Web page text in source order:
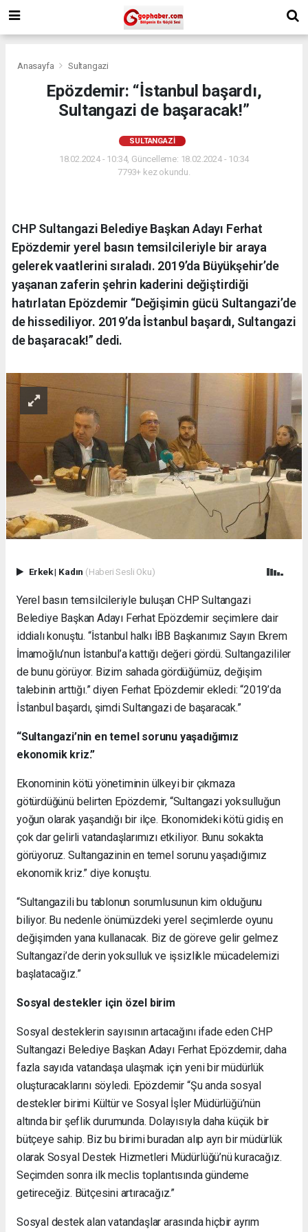
Anasayfa Sultangazi
Epözdemir: “İstanbul başardı,
Sultangazi de başaracak!”
SULTANGAZI
18.02.2024 - 10:34, Güncelleme: 18.02.2024 - 10:34
7793+ kez okundu.
CHP Sultangazi Belediye Başkan Adayı Ferhat
Epözdemir yerel basın temsilcileriyle bir araya
gelerek vaatlerini sıraladı. 2019’da Büyükşehir’de
yaşanan zaferin şehrin kaderini değiştirdiği
hatırlatan Epözdemir “Değişimin gücü Sultangazi’de
de hissediliyor. 2019’da İstanbul başardı, Sultangazi
de başaracak!” dedi.
Erkek| Kadın (Haberi Sesli Oku)
Yerel basın temsilcileriyle buluşan CHP Sultangazi
Belediye Başkan Adayı Ferhat Epözdemir seçimlere dair
iddialı konuştu. “İstanbul halkı İBB Başkanımız Sayın Ekrem
İmamoğlu’nun İstanbul’a kattığı değeri gördü. Sultangazililer
de bunu görüyor. Bizim sahada gördüğümüz, değişim
talebinin arttığı.” diyen Ferhat Epözdemir ekledi: “2019’da
İstanbul başardı, şimdi Sultangazi de başaracak.”
“Sultangazi’nin en temel sorunu yaşadığımız
ekonomik kriz.”
Ekonominin kötü yönetiminin ülkeyi bir çıkmaza
götürdüğünü belirten Epözdemir, “Sultangazi yoksulluğun
yoğun olarak yaşandığı bir ilçe. Ekonomideki kötü gidiş en
çok dar gelirli vatandaşlarımızı etkiliyor. Bunu sokakta
görüyoruz. Sultangazinin en temel sorunu yaşadığımız
ekonomik kriz.” diye konuştu.
“Sultangazili bu tablonun sorumlusunun kim olduğunu
biliyor. Bu nedenle önümüzdeki yerel seçimlerde oyunu
değişimden yana kullanacak. Biz de göreve gelir gelmez
Sultangazi’de derin yoksulluk ve işsizlikle mücadelemizi
başlatacağız.”
Sosyal destekler için özel birim
Sosyal desteklerin sayısının artacağını ifade eden CHP
Sultangazi Belediye Başkan Adayı Ferhat Epözdemir, daha
fazla sayıda vatandaşa ulaşmak için yeni bir müdürlük
oluşturacaklarını söyledi. Epözdemir “Şu anda sosyal
destekler birimi Kültür ve Sosyal İşler Müdürlüğü’nün
altında bir şeflik durumunda. Dolayısıyla daha küçük bir
bütçeye sahip. Biz bu birimi buradan alıp ayrı bir müdürlük
olarak Sosyal Destek Hizmetleri Müdürlüğü’nü kuracağız.
Seçimden sonra ilk meclis toplantısında gündeme
getireceğiz. Bütçesini artıracağız.”
Sosyal destek alan vatandaşlar arasında hiçbir ayrım